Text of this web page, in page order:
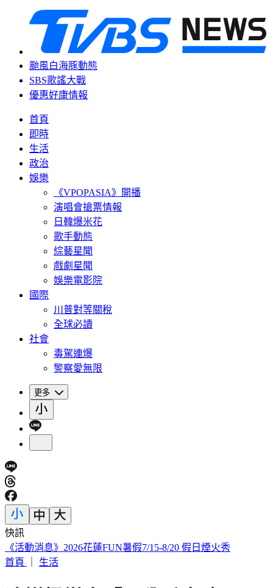
颱風白海豚動態
SBS歌謠大戰
優惠好康情報
首頁
即時
生活
政治
娛樂
《VPOPASIA》開播
演唱會搶票情報
日韓爆米花
歌手動態
綜藝星聞
戲劇星聞
娛樂電影院
國際
川普對等關稅
全球必讀
社會
毒駕連爆
警察愛無限
更多
快訊
市場拜票擋人去路遭嗆聲 沈伯洋道歉了「希望能夠精進動
線」